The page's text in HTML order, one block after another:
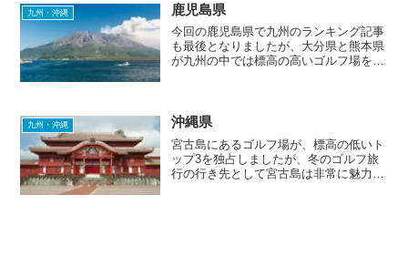
ば、あなたのゴルフのスキルも格段に向
上すること間違いなし！？
九州・沖縄 鹿児島県
今回の鹿児島県で九州のランキング記事
も最後となりましたが、大分県と熊本県
が九州の中では標高の高いゴルフ場を多
中でコースレート...
九州・沖縄 沖縄県
宮古島にあるゴルフ場が、標高の低いト
ップ3を独占しましたが、冬のゴルフ旅
行の行き先として宮古島は非常に魅力的